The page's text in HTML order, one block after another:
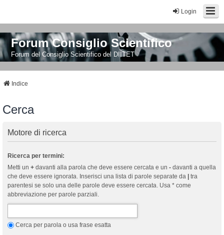
Login
Forum Consiglio Scientifico
Forum del Consiglio Scientifico del DIITET
Indice
Cerca
Motore di ricerca
Ricerca per termini:
Metti un + davanti alla parola che deve essere cercata e un - davanti a quella
che deve essere ignorata. Inserisci una lista di parole separate da
tra
parentesi se solo una delle parole deve essere cercata. Usa * come
abbreviazione per parole parziali.
Cerca per parola o usa frase esatta